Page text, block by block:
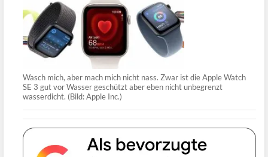
Wasch mich, aber mach mich nicht nass. Zwar ist die Apple Watch
SE 3 gut vor Wasser geschützt aber eben nicht unbegrenzt
wasserdicht. (Bild: Apple Inc.)